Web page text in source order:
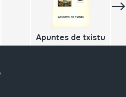
Apuntes de txistu